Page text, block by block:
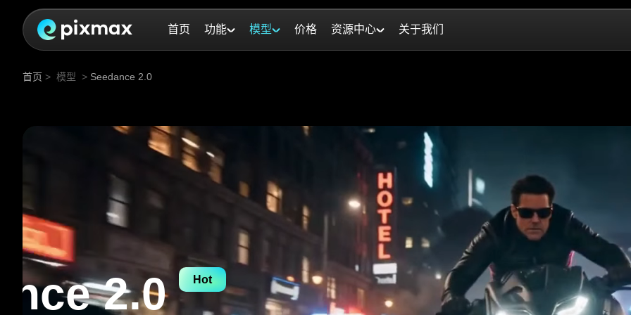
首页 功能 模型 价格 资源中心 关于我们
首页 > 模型 > Seedance 2.0
Hot
2.0